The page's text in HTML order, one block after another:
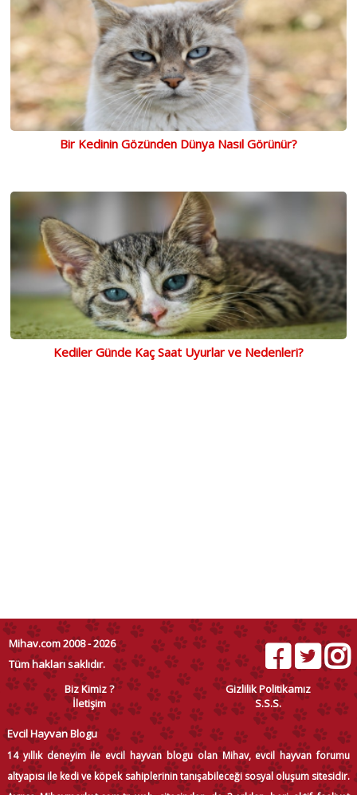
Bir Kedinin Gözünden Dünya Nasıl Görünür?
Kediler Günde Kaç Saat Uyurlar ve Nedenleri?
Mihav.com 2008 - 2026
Tüm hakları saklıdır.
Biz Kimiz ?
Gizlilik Politikamız
İletişim
S.S.S.
Evcil Hayvan Blogu
14 yıllık deneyim ile evcil hayvan blogu olan Mihav, evcil hayvan forumu
altyapısı ile kedi ve köpek sahiplerinin tanışabileceği sosyal oluşum sitesidir.